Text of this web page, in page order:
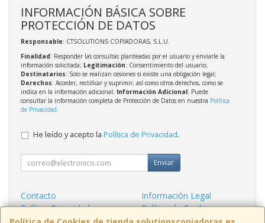
INFORMACIÓN BÁSICA SOBRE
PROTECCIÓN DE DATOS
Responsable: CTSOLUTIONS COPIADORAS, S.L.U.
Finalidad: Responder las consultas planteadas por el usuario y enviarle la
información solicitada; Legitimación: Consentimiento del usuario;
Destinatarios: Solo se realizan cesiones si existe una obligación legal;
Derechos: Acceder, rectificar y suprimir, así como otros derechos, como se
indica en la información adicional; Información Adicional: Puede
consultar la información completa de Protección de Datos en nuestra Política
de Privacidad.
He leído y acepto la Política de Privacidad.
Enviar
Contacto
Información Legal
Política Privacidad
Política de Cookies
Condiciones de Compra
Formas de Pago